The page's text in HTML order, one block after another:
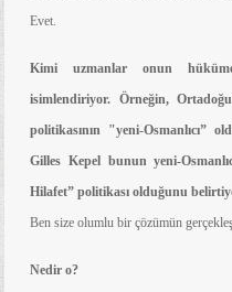
Evet.
Kimi uzmanlar onun
isimlendiriyor. Örneğin,
politikasının "yeni-Osmanlıcı”
Gilles Kepel bunun yeni-
Hilafet” politikası olduğunu
Ben size olumlu bir çözümün
Nedir o?